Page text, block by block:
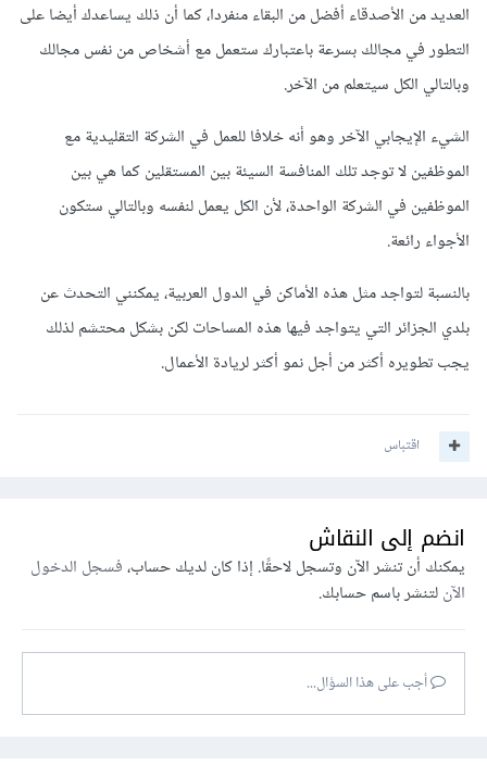
العديد من الأصدقاء أفضل من البقاء منفردا، كما أن ذلك يساعدك أيضا على
التطور في مجالك بسرعة باعتبارك ستعمل مع أشخاص من نفس مجالك
وبالتالي الكل سيتعلم من الآخر.
الشيء الإيجابي الآخر وهو أنه خلافا للعمل في الشركة التقليدية مع
الموظفين لا توجد تلك المنافسة السيئة بين المستقلين كما هي بين
الموظفين في الشركة الواحدة، لأن الكل يعمل لنفسه وبالتالي ستكون
الأجواء رائعة.
بالنسبة لتواجد مثل هذه الأماكن في الدول العربية، يمكنني التحدث عن
بلدي الجزائر التي يتواجد فيها هذه المساحات لكن بشكل محتشم لذلك
يجب تطويره أكثر من أجل نمو أكثر لريادة الأعمال.
اقتباس
انضم إلى النقاش
يمكنك أن تنشر الآن وتسجل لاحقًا. إذا كان لديك حساب،فسجل الدخول
الآنلتنشر باسم حسابك.
أجب على هذا السؤال...